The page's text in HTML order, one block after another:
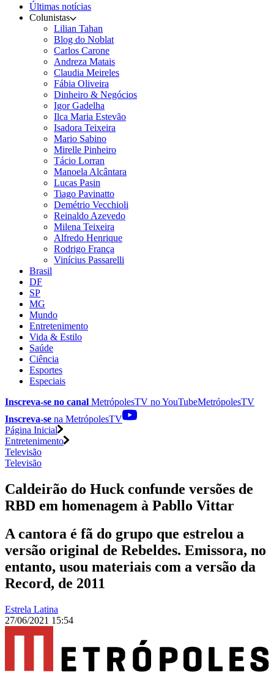
Últimas notícias
Colunistas
Lilian Tahan
Blog do Noblat
Carlos Carone
Andreza Matais
Claudia Meireles
Fábia Oliveira
Dinheiro & Negócios
Igor Gadelha
Ilca Maria Estevão
Isadora Teixeira
Mario Sabino
Mirelle Pinheiro
Tácio Lorran
Manoela Alcântara
Lucas Pasin
Tiago Pavinatto
Demétrio Vecchioli
Reinaldo Azevedo
Milena Teixeira
Alfredo Henrique
Rodrigo França
Vinícius Passarelli
Brasil
DF
SP
MG
Mundo
Entretenimento
Vida & Estilo
Saúde
Ciência
Esportes
Especiais
Inscreva-se no canal MetrópolesTV noYouTubeMetrópolesTV
Inscreva-se na MetrópolesTV
Página Inicial
Entretenimento
Televisão
Televisão
Caldeirão do Huck confunde versões de
RBD em homenagem à Pabllo Vittar
A cantora é fã do grupo que estrelou a
versão original de Rebeldes. Emissora, no
entanto, usou materiais com a versão da
Record, de 2011
Estrela Latina
27/06/2021 15:54